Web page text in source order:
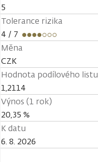
5
Tolerance rizika
4 / 7
Měna
CZK
Hodnota podílového listu
1,2114
Výnos (1 rok)
20,35 %
K datu
6. 8. 2026